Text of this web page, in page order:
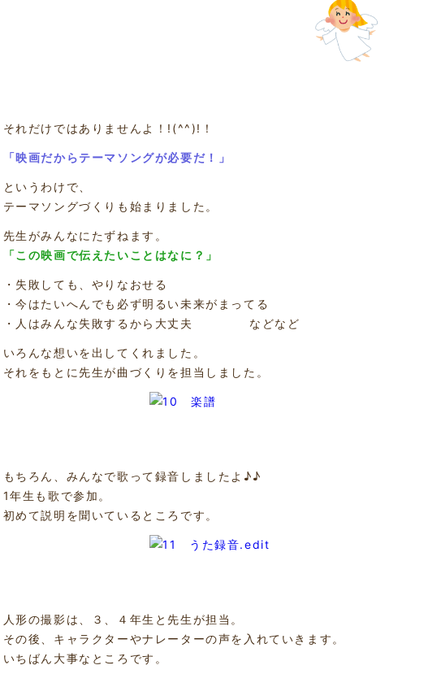
それだけではありませんよ！!(^^)!！
「映画だからテーマソングが必要だ！」
というわけで、
テーマソングづくりも始まりました。
先生がみんなにたずねます。
「この映画で伝えたいことはなに？」
・失敗しても、やりなおせる
・今はたいへんでも必ず明るい未来がまってる
・人はみんな失敗するから大丈夫 などなど
いろんな想いを出してくれました。
それをもとに先生が曲づくりを担当しました。
もちろん、みんなで歌って録音しましたよ♪♪
1年生も歌で参加。
初めて説明を聞いているところです。
人形の撮影は、３、４年生と先生が担当。
その後、キャラクターやナレーターの声を入れていきます。
いちばん大事なところです。